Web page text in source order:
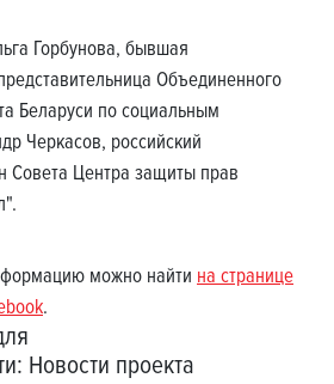
Горбунова, бывшая
Объединенного
Беларуси по социальным
Черкасов, российский
Совета Центра защиты прав
можно найти на странице
.
: Новости проекта